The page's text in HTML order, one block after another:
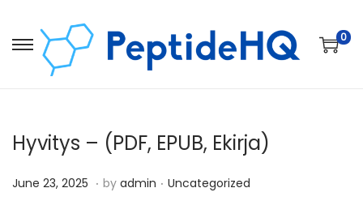
0
Hyvitys – (PDF, EPUB, Ekirja)
Posted on
June 23, 2025 D. by admin . Posted in
Uncategorized